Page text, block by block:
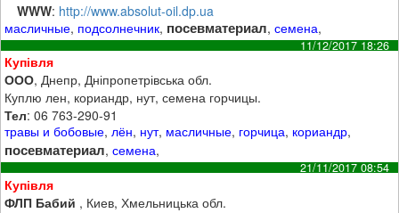
WWW: http://www.absolut-oil.dp.ua
масличные, подсолнечник, посевматериал,семена,
11/12/2017 18:26
Купівля
ООО, Днепр, Дніпропетрівська обл.
Куплю лен, кориандр, нут, семена горчицы.
Тел: 06 763-290-91
травы и бобовые,лён, нут, масличные, горчица, кориандр,
посевматериал,семена,
21/11/2017 08:54
Купівля
ФЛП Бабий , Киев, Хмельницька обл.